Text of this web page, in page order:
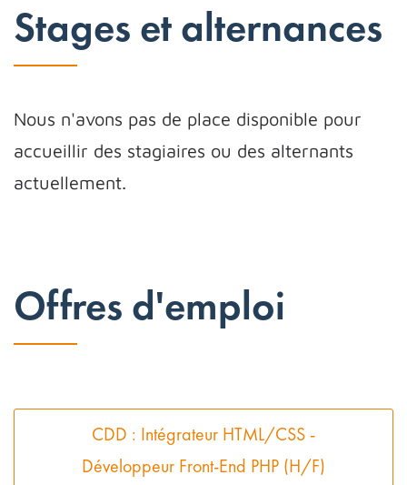
Stages et alternances
Nous n'avons pas de place disponible pour
accueillir des stagiaires ou des alternants
actuellement.
Offres d'emploi
CDD : Intégrateur HTML/CSS -
Développeur Front-End PHP (H/F)